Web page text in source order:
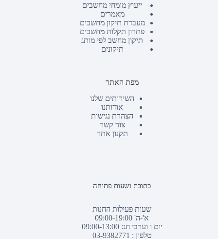
ייעוץ מומחי מחשבים
מאמרים
מעבדת תיקון מחשבים
פתרון תקלות מחשבים
תיקון מחשב לפי מותג
תיקונים
מפת האתר
השירותים שלנו
אודותנו
הצהרת נגישות
צור קשר
תקנון אתר
כתובת ושעות פתיחה
שעות פעילות החנות
א'-ה' 09:00-19:00
יום ו וערבי חג: 09:00-13:00
טלפון : 03-9382771